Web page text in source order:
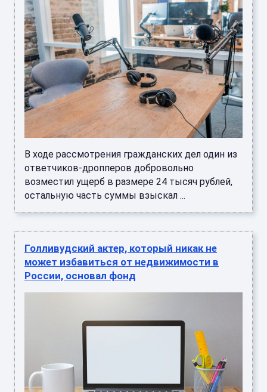
В ходе рассмотрения гражданских дел один из
ответчиков-дропперов добровольно
возместил ущерб в размере 24 тысяч рублей,
остальную часть суммы взыскал ...
Голливудский актер, который никак не
может избавиться от недвижимости в
России, основал фонд